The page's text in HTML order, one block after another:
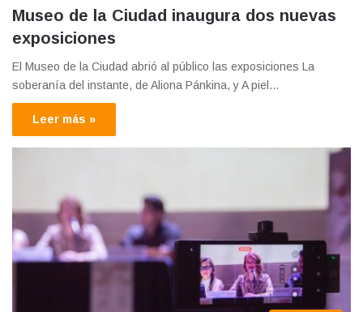
Museo de la Ciudad inaugura dos nuevas
exposiciones
El Museo de la Ciudad abrió al público las exposiciones La
soberanía del instante, de Aliona Pánkina, y A piel…
Leer más »